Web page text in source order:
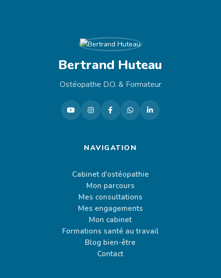
NAVIGATION
Cabinet d'ostéopathie
Mon parcours
Mes consultations
Mes engagements
Mon cabinet
Formations santé au travail
Blog bien-être
Contact
Bertrand Huteau
Ostéopathe D.O. & Formateur